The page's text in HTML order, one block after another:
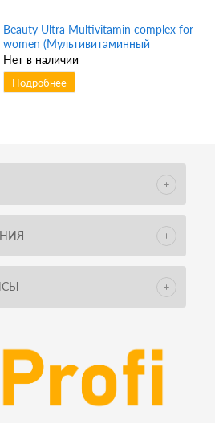
Beauty Ultra Multivitamin complex for
women (Мультивитаминный
комплекс для женщин) 60 капсул
(Beauty Secret) срок годности
02/2024
Нет в наличии
Подробнее